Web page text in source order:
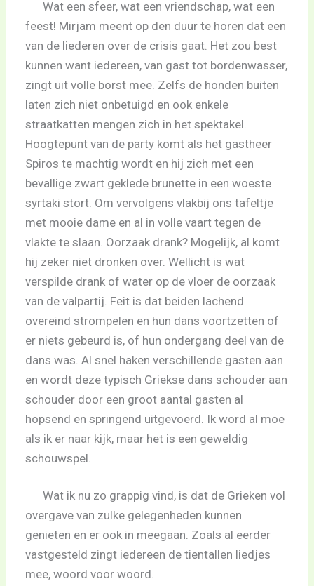
Wat een sfeer, wat een vriendschap, wat een
feest! Mirjam meent op den duur te horen dat een
van de liederen over de crisis gaat. Het zou best
kunnen want iedereen, van gast tot bordenwasser,
zingt uit volle borst mee. Zelfs de honden buiten
laten zich niet onbetuigd en ook enkele
straatkatten mengen zich in het spektakel.
Hoogtepunt van de party komt als het gastheer
Spiros te machtig wordt en hij zich met een
bevallige zwart geklede brunette in een woeste
syrtaki stort. Om vervolgens vlakbij ons tafeltje
met mooie dame en al in volle vaart tegen de
vlakte te slaan. Oorzaak drank? Mogelijk, al komt
hij zeker niet dronken over. Wellicht is wat
verspilde drank of water op de vloer de oorzaak
van de valpartij. Feit is dat beiden lachend
overeind strompelen en hun dans voortzetten of
er niets gebeurd is, of hun ondergang deel van de
dans was. Al snel haken verschillende gasten aan
en wordt deze typisch Griekse dans schouder aan
schouder door een groot aantal gasten al
hopsend en springend uitgevoerd. Ik word al moe
als ik er naar kijk, maar het is een geweldig
schouwspel.
Wat ik nu zo grappig vind, is dat de Grieken vol
overgave van zulke gelegenheden kunnen
genieten en er ook in meegaan. Zoals al eerder
vastgesteld zingt iedereen de tientallen liedjes
mee, woord voor woord.